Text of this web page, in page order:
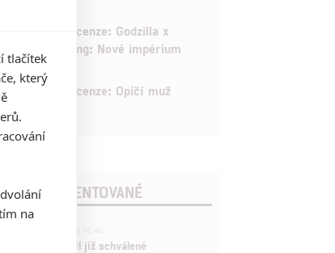
Recenze: Godzilla x
Kong: Nové impérium
Recenze: Opičí muž
KOMENTOVANÉ
nečekaně zrušil již schválené
tlačítek
který
na